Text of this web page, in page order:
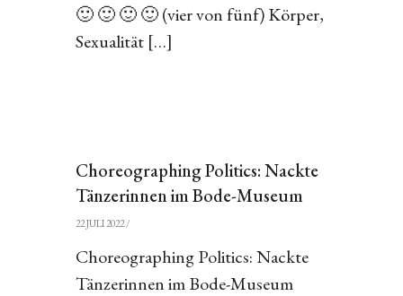
🙂 🙂 🙂 🙂 (vier von fünf) Körper,
Sexualität […]
Choreographing Politics: Nackte
Tänzerinnen im Bode-Museum
22 JULI 2022/
Choreographing Politics: Nackte
Tänzerinnen im Bode-Museum